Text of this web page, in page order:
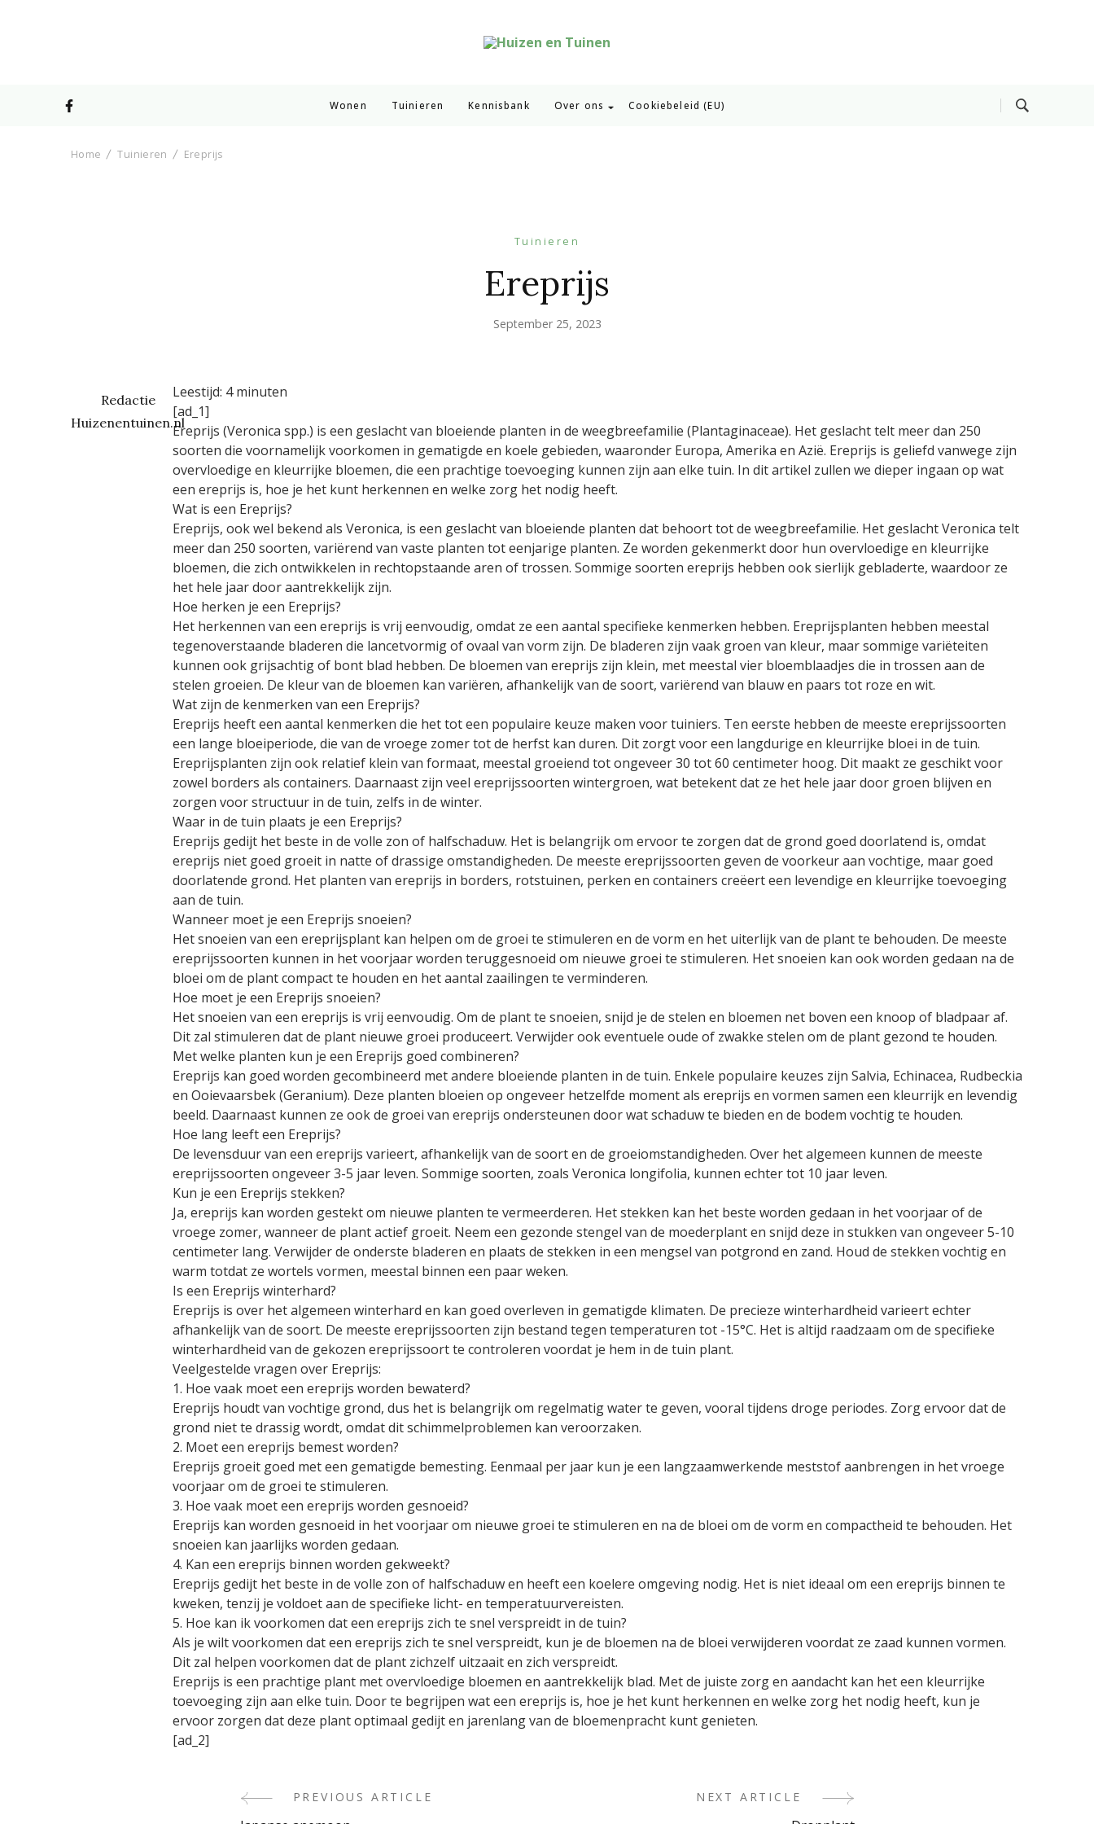
Wonen Tuinieren Kennisbank Over ons Cookiebeleid (EU)
Home Tuinieren Ereprijs
Tuinieren
Ereprijs
September 25, 2023
Redactie
Huizenentuinen.nl
Leestijd: 4 minuten
[ad_1]
Ereprijs (Veronica spp.) is een geslacht van bloeiende planten in de weegbreefamilie (Plantaginaceae). Het geslacht telt meer dan 250
soorten die voornamelijk voorkomen in gematigde en koele gebieden, waaronder Europa, Amerika en Azië. Ereprijs is geliefd vanwege zijn
overvloedige en kleurrijke bloemen, die een prachtige toevoeging kunnen zijn aan elke tuin. In dit artikel zullen we dieper ingaan op wat
een ereprijs is, hoe je het kunt herkennen en welke zorg het nodig heeft.
Wat is een Ereprijs?
Ereprijs, ook wel bekend als Veronica, is een geslacht van bloeiende planten dat behoort tot de weegbreefamilie. Het geslacht Veronica telt
meer dan 250 soorten, variërend van vaste planten tot eenjarige planten. Ze worden gekenmerkt door hun overvloedige en kleurrijke
bloemen, die zich ontwikkelen in rechtopstaande aren of trossen. Sommige soorten ereprijs hebben ook sierlijk gebladerte, waardoor ze
het hele jaar door aantrekkelijk zijn.
Hoe herken je een Ereprijs?
Het herkennen van een ereprijs is vrij eenvoudig, omdat ze een aantal specifieke kenmerken hebben. Ereprijsplanten hebben meestal
tegenoverstaande bladeren die lancetvormig of ovaal van vorm zijn. De bladeren zijn vaak groen van kleur, maar sommige variëteiten
kunnen ook grijsachtig of bont blad hebben. De bloemen van ereprijs zijn klein, met meestal vier bloemblaadjes die in trossen aan de
stelen groeien. De kleur van de bloemen kan variëren, afhankelijk van de soort, variërend van blauw en paars tot roze en wit.
Wat zijn de kenmerken van een Ereprijs?
Ereprijs heeft een aantal kenmerken die het tot een populaire keuze maken voor tuiniers. Ten eerste hebben de meeste ereprijssoorten
een lange bloeiperiode, die van de vroege zomer tot de herfst kan duren. Dit zorgt voor een langdurige en kleurrijke bloei in de tuin.
Ereprijsplanten zijn ook relatief klein van formaat, meestal groeiend tot ongeveer 30 tot 60 centimeter hoog. Dit maakt ze geschikt voor
zowel borders als containers. Daarnaast zijn veel ereprijssoorten wintergroen, wat betekent dat ze het hele jaar door groen blijven en
zorgen voor structuur in de tuin, zelfs in de winter.
Waar in de tuin plaats je een Ereprijs?
Ereprijs gedijt het beste in de volle zon of halfschaduw. Het is belangrijk om ervoor te zorgen dat de grond goed doorlatend is, omdat
ereprijs niet goed groeit in natte of drassige omstandigheden. De meeste ereprijssoorten geven de voorkeur aan vochtige, maar goed
doorlatende grond. Het planten van ereprijs in borders, rotstuinen, perken en containers creëert een levendige en kleurrijke toevoeging
aan de tuin.
Wanneer moet je een Ereprijs snoeien?
Het snoeien van een ereprijsplant kan helpen om de groei te stimuleren en de vorm en het uiterlijk van de plant te behouden. De meeste
ereprijssoorten kunnen in het voorjaar worden teruggesnoeid om nieuwe groei te stimuleren. Het snoeien kan ook worden gedaan na de
bloei om de plant compact te houden en het aantal zaailingen te verminderen.
Hoe moet je een Ereprijs snoeien?
Het snoeien van een ereprijs is vrij eenvoudig. Om de plant te snoeien, snijd je de stelen en bloemen net boven een knoop of bladpaar af.
Dit zal stimuleren dat de plant nieuwe groei produceert. Verwijder ook eventuele oude of zwakke stelen om de plant gezond te houden.
Met welke planten kun je een Ereprijs goed combineren?
Ereprijs kan goed worden gecombineerd met andere bloeiende planten in de tuin. Enkele populaire keuzes zijn Salvia, Echinacea, Rudbeckia
en Ooievaarsbek (Geranium). Deze planten bloeien op ongeveer hetzelfde moment als ereprijs en vormen samen een kleurrijk en levendig
beeld. Daarnaast kunnen ze ook de groei van ereprijs ondersteunen door wat schaduw te bieden en de bodem vochtig te houden.
Hoe lang leeft een Ereprijs?
De levensduur van een ereprijs varieert, afhankelijk van de soort en de groeiomstandigheden. Over het algemeen kunnen de meeste
ereprijssoorten ongeveer 3-5 jaar leven. Sommige soorten, zoals Veronica longifolia, kunnen echter tot 10 jaar leven.
Kun je een Ereprijs stekken?
Ja, ereprijs kan worden gestekt om nieuwe planten te vermeerderen. Het stekken kan het beste worden gedaan in het voorjaar of de
vroege zomer, wanneer de plant actief groeit. Neem een gezonde stengel van de moederplant en snijd deze in stukken van ongeveer 5-10
centimeter lang. Verwijder de onderste bladeren en plaats de stekken in een mengsel van potgrond en zand. Houd de stekken vochtig en
warm totdat ze wortels vormen, meestal binnen een paar weken.
Is een Ereprijs winterhard?
Ereprijs is over het algemeen winterhard en kan goed overleven in gematigde klimaten. De precieze winterhardheid varieert echter
afhankelijk van de soort. De meeste ereprijssoorten zijn bestand tegen temperaturen tot -15°C. Het is altijd raadzaam om de specifieke
winterhardheid van de gekozen ereprijssoort te controleren voordat je hem in de tuin plant.
Veelgestelde vragen over Ereprijs:
1. Hoe vaak moet een ereprijs worden bewaterd?
Ereprijs houdt van vochtige grond, dus het is belangrijk om regelmatig water te geven, vooral tijdens droge periodes. Zorg ervoor dat de
grond niet te drassig wordt, omdat dit schimmelproblemen kan veroorzaken.
2. Moet een ereprijs bemest worden?
Ereprijs groeit goed met een gematigde bemesting. Eenmaal per jaar kun je een langzaamwerkende meststof aanbrengen in het vroege
voorjaar om de groei te stimuleren.
3. Hoe vaak moet een ereprijs worden gesnoeid?
Ereprijs kan worden gesnoeid in het voorjaar om nieuwe groei te stimuleren en na de bloei om de vorm en compactheid te behouden. Het
snoeien kan jaarlijks worden gedaan.
4. Kan een ereprijs binnen worden gekweekt?
Ereprijs gedijt het beste in de volle zon of halfschaduw en heeft een koelere omgeving nodig. Het is niet ideaal om een ereprijs binnen te
kweken, tenzij je voldoet aan de specifieke licht- en temperatuurvereisten.
5. Hoe kan ik voorkomen dat een ereprijs zich te snel verspreidt in de tuin?
Als je wilt voorkomen dat een ereprijs zich te snel verspreidt, kun je de bloemen na de bloei verwijderen voordat ze zaad kunnen vormen.
Dit zal helpen voorkomen dat de plant zichzelf uitzaait en zich verspreidt.
Ereprijs is een prachtige plant met overvloedige bloemen en aantrekkelijk blad. Met de juiste zorg en aandacht kan het een kleurrijke
toevoeging zijn aan elke tuin. Door te begrijpen wat een ereprijs is, hoe je het kunt herkennen en welke zorg het nodig heeft, kun je
ervoor zorgen dat deze plant optimaal gedijt en jarenlang van de bloemenpracht kunt genieten.
[ad_2]
PostPREVIOUS ARTICLE NEXT ARTICLE